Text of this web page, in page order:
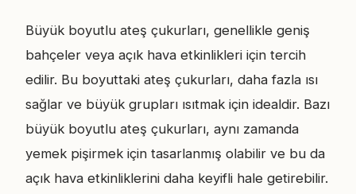
Büyük boyutlu ateş çukurları, genellikle geniş
bahçeler veya açık hava etkinlikleri için tercih
edilir. Bu boyuttaki ateş çukurları, daha fazla ısı
sağlar ve büyük grupları ısıtmak için idealdir. Bazı
büyük boyutlu ateş çukurları, aynı zamanda
yemek pişirmek için tasarlanmış olabilir ve bu da
açık hava etkinliklerini daha keyifli hale getirebilir.